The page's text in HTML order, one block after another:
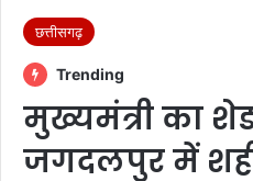
छत्तीसगढ़
Trending
मुख्यमंत्री का
जगदलपुर में